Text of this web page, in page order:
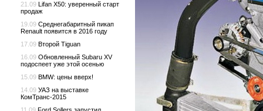
21.09 Lifan X50: уверенный старт
продаж
19.09 Среднегабаритный пикап
Renault появится в 2016 году
17.09 Второй Tiguan
16.09 Обновленный Subaru XV
подоспеет уже этой осенью
15.09 BMW: цены вверх!
14.09 УАЗ на выставке
КомТранс-2015